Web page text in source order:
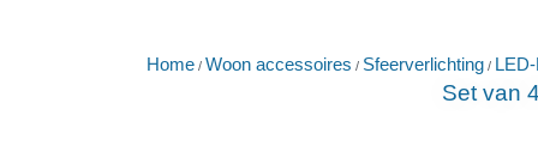
Home / Woon accessoires / Sfeerverlichting /
Set van